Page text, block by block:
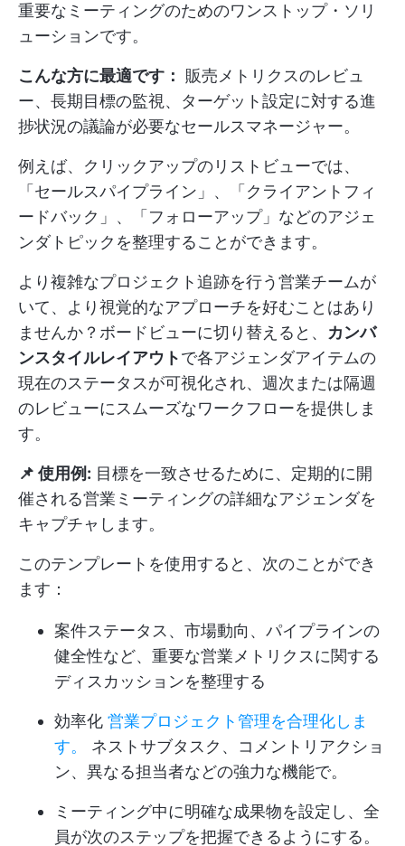
重要なミーティングのためのワンストップ・ソリ
ューションです。
こんな方に最適です：
販売メトリクスのレビュ
ー、長期目標の監視、ターゲット設定に対する進
捗状況の議論が必要なセールスマネージャー。
例えば、クリックアップのリストビューでは、
「セールスパイプライン」、「クライアントフィ
ードバック」、「フォローアップ」などのアジェ
ンダトピックを整理することができます。
より複雑なプロジェクト追跡を行う営業チームが
いて、より視覚的なアプローチを好むことはあり
ませんか？ボードビューに切り替えると、 カンバ
ンスタイルレイアウトで各アジェンダアイテムの
現在のステータスが可視化され、週次または隔週
のレビューにスムーズなワークフローを提供しま
す。
📌 使用例: 目標を一致させるために、定期的に開
催される営業ミーティングの詳細なアジェンダを
キャプチャします。
このテンプレートを使用すると、次のことができ
ます：
案件ステータス、市場動向、パイプラインの
健全性など、重要な営業メトリクスに関する
ディスカッションを整理する
効率化 営業プロジェクト管理を合理化しま
す。
ネストサブタスク、コメントリアクショ
ン、異なる担当者などの強力な機能で。
ミーティング中に明確な成果物を設定し、全
員が次のステップを把握できるようにする。